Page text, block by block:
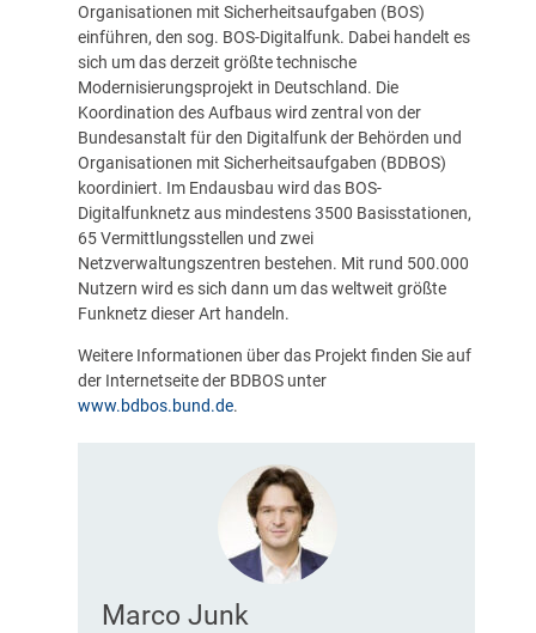
Organisationen mit Sicherheitsaufgaben (BOS)
einführen, den sog. BOS-Digitalfunk. Dabei handelt es
sich um das derzeit größte technische
Modernisierungsprojekt in Deutschland. Die
Koordination des Aufbaus wird zentral von der
Bundesanstalt für den Digitalfunk der Behörden und
Organisationen mit Sicherheitsaufgaben (BDBOS)
koordiniert. Im Endausbau wird das BOS-
Digitalfunknetz aus mindestens 3500 Basisstationen,
65 Vermittlungsstellen und zwei
Netzverwaltungszentren bestehen. Mit rund 500.000
Nutzern wird es sich dann um das weltweit größte
Funknetz dieser Art handeln.
Weitere Informationen über das Projekt finden Sie auf
der Internetseite der BDBOS unter
www.bdbos.bund.de.
Marco Junk